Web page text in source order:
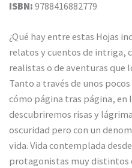
ISBN: 9788416882779
¿Qué hay entre estas Hojas
relatos y cuentos de intriga,
realistas o de aventuras que
Tanto a través de unos
cómo página tras página, en
descubriremos risas y
oscuridad pero con un
vida. Vida contemplada
protagonistas muy distintos